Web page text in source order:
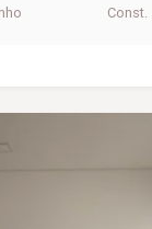
privativo e
para
tipos de
Const.